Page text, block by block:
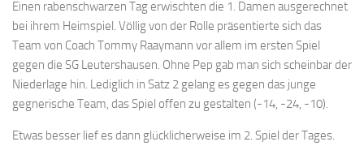
Einen rabenschwarzen Tag erwischten die 1. Damen ausgerechnet
bei ihrem Heimspiel. Völlig von der Rolle präsentierte sich das
Team von Coach Tommy Raaymann vor allem im ersten Spiel
gegen die SG Leutershausen. Ohne Pep gab man sich scheinbar der
Niederlage hin. Lediglich in Satz 2 gelang es gegen das junge
gegnerische Team, das Spiel offen zu gestalten (-14, -24, -10).
Etwas besser lief es dann glücklicherweise im 2. Spiel der Tages.